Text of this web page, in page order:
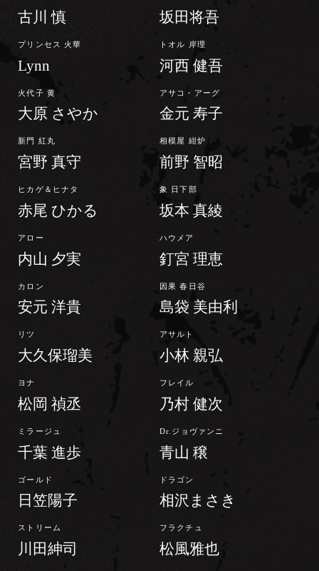
古川 慎 坂田将吾
プリンセス 火華
Lynn
トオル 岸理
河西 健吾
火代子 黄
大原 さやか
アサコ・アーグ
金元 寿子
新門 紅丸
宮野 真守
相模屋 紺炉
前野 智昭
ヒカゲ＆ヒナタ
赤尾 ひかる
象 日下部
坂本 真綾
アロー
内山 夕実
ハウメア
釘宮 理恵
カロン
安元 洋貴
因果 春日谷
島袋 美由利
リツ
大久保瑠美
アサルト
小林 親弘
ヨナ
松岡 禎丞
フレイル
乃村 健次
ミラージュ
千葉 進歩
Dr.ジョヴァンニ
青山 穣
ゴールド
日笠陽子
ドラゴン
相沢まさき
ストリーム
川田紳司
フラクチュ
松風雅也